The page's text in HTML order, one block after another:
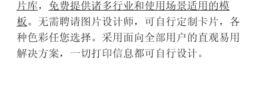
片库， 免费提供诸多行业和使用场景适用的模
板 。无需聘请图片设计师，可自行定制卡片，各
种色彩任您选择。采用面向全部用户的直观易用
解决方案，一切打印信息都可自行设计。